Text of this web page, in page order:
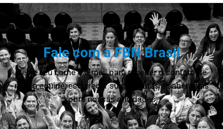
Fale com a FBN Brasil
Deixe seu nome e e-mail para receber o contato de
nossa equipe, esclarecer suas dúvidas e saber mais
sobre nossas atividades.